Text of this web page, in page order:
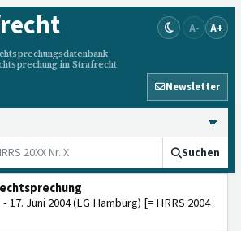
im Strafrecht
A- A+
Newsletter
Suchen
17. Juni 2004 (LG Hamburg) [= HRRS 2004